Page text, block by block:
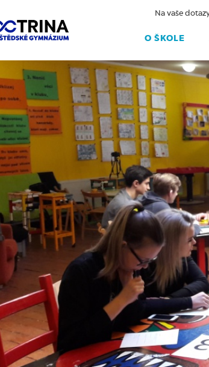
O ŠKOLE
Na vaše